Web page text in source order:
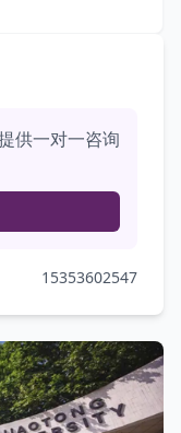
供一对一咨询
15353602547